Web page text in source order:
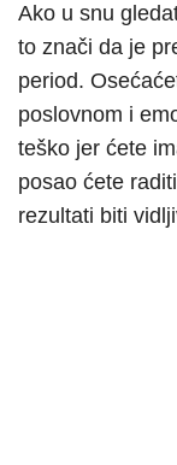
Ako u snu
to znači da je
period.
poslovnom i
teško jer ćete
posao ćete
rezultati biti